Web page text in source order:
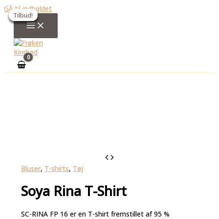
Gå til indholdet
Bluser, T-shirts, Tøj
Soya Rina T-Shirt
SC-RINA FP 16 er en T-shirt fremstillet af 95 %
Tilbud!
Tilbud!
Tilbud!
Tilbud!
Tilbud!
Tilbud!